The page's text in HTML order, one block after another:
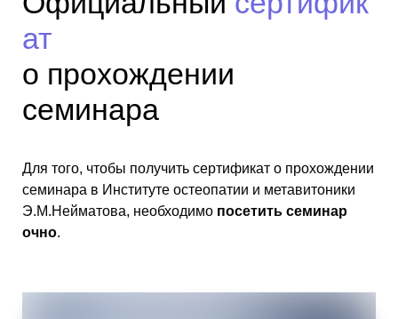
ат
о прохождении
семинара
Для того, чтобы получить сертификат о прохождении
семинара в Институте остеопатии и метавитоники
Э.М.Нейматова, необходимо посетить семинар
очно.